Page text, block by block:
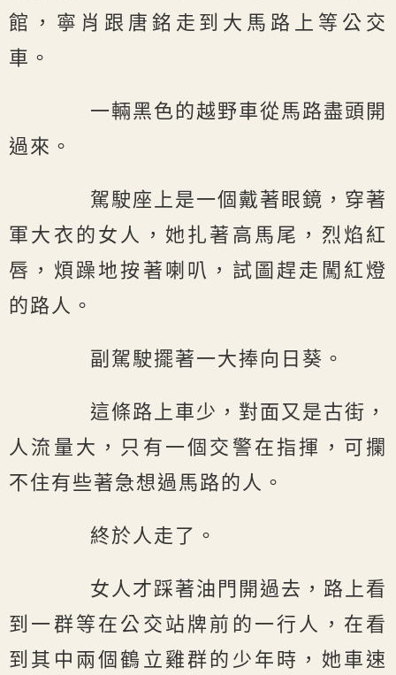
館，寧肖跟唐銘走到大馬路上等公交
車。
一輛黑色的越野車從馬路盡頭開
過來。
駕駛座上是一個戴著眼鏡，穿著
軍大衣的女人，她扎著高馬尾，烈焰紅
唇，煩躁地按著喇叭，試圖趕走闖紅燈
的路人。
副駕駛擺著一大捧向日葵。
這條路上車少，對面又是古街，
人流量大，只有一個交警在指揮，可攔
不住有些著急想過馬路的人。
終於人走了。
女人才踩著油門開過去，路上看
到一群等在公交站牌前的一行人，在看
到其中兩個鶴立雞群的少年時，她車速